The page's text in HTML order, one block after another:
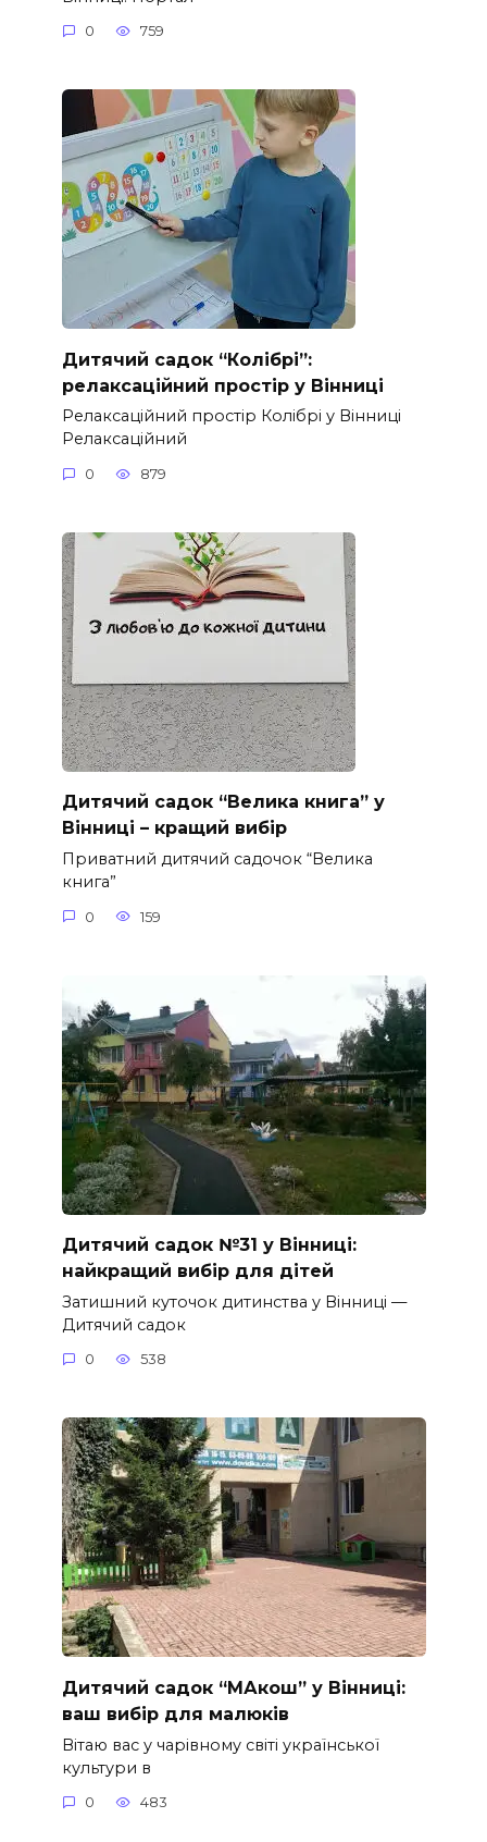
0 759
Дитячий садок “Колібрі”:
релаксаційний простір у Вінниці
Релаксаційний простір Колібрі у Вінниці
Релаксаційний
0 879
Дитячий садок “Велика книга” у
Вінниці – кращий вибір
Приватний дитячий садочок “Велика
книга”
0 159
Дитячий садок №31 у Вінниці:
найкращий вибір для дітей
Затишний куточок дитинства у Вінниці —
Дитячий садок
0 538
Дитячий садок “МАкош” у Вінниці:
ваш вибір для малюків
Вітаю вас у чарівному світі української
культури в
0 483